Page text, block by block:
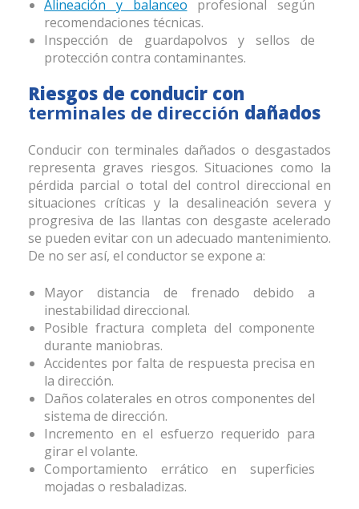
Alineación y balanceo profesional según
recomendaciones técnicas.
Inspección de guardapolvos y sellos de
protección contra contaminantes.
Riesgos de conducir con
terminales de dirección dañados
Conducir con terminales dañados o desgastados
representa graves riesgos. Situaciones como la
pérdida parcial o total del control direccional en
situaciones críticas y la desalineación severa y
progresiva de las llantas con desgaste acelerado
se pueden evitar con un adecuado mantenimiento.
De no ser así, el conductor se expone a:
Mayor distancia de frenado debido a
inestabilidad direccional.
Posible fractura completa del componente
durante maniobras.
Accidentes por falta de respuesta precisa en
la dirección.
Daños colaterales en otros componentes del
sistema de dirección.
Incremento en el esfuerzo requerido para
girar el volante.
Comportamiento errático en superficies
mojadas o resbaladizas.